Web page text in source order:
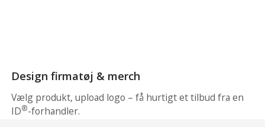
Design firmatøj & merch
Vælg produkt, upload logo – få hurtigt et tilbud fra en
ID®-forhandler.